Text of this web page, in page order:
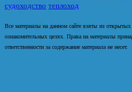
судоходство теплоход
Все материалы на данном сайте взяты из
ознакомительных целях. Права на материалы
ответственности за содержание материала не несет.